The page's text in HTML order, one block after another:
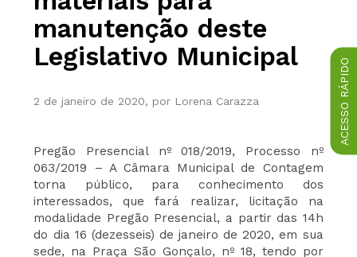
ACESSO RÁPIDO
manutenção deste
Legislativo Municipal
2 de janeiro de 2020, por Lorena Carazza
Pregão Presencial nº 018/2019, Processo nº
063/2019 – A Câmara Municipal de Contagem
torna público, para conhecimento dos
interessados, que fará realizar, licitação na
modalidade Pregão Presencial, a partir das 14h
do dia 16 (dezesseis) de janeiro de 2020, em sua
sede, na Praça São Gonçalo, nº 18, tendo por